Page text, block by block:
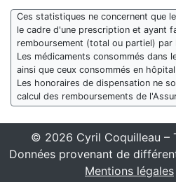
Ces statistiques ne concernent que
le cadre d'une prescription et ayant
remboursement (total ou partiel) par
Les médicaments consommés dans
ainsi que ceux consommés en
Les honoraires de dispensation ne
calcul des remboursements de
© 2026 Cyril Coquilleau –
Données provenant de
Mentions légales